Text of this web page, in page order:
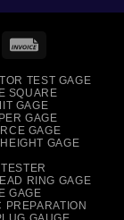
TEST GAGE
SQUARE
GAGE
GAGE
GAGE
HEIGHT GAGE
RING GAGE
GAGE
PREPARATION